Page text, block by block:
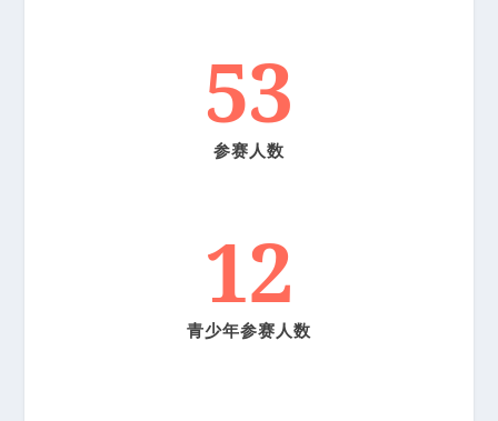
53
参赛人数
12
青少年参赛人数